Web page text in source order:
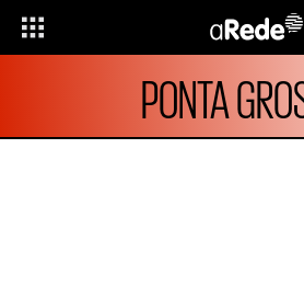
PONTA